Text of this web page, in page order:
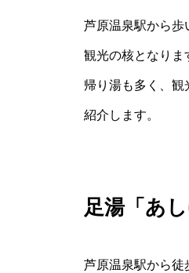
芦原温泉駅から歩
観光の核となりま
帰り湯も多く、
紹介します。
足湯「あ
芦原温泉駅から徒